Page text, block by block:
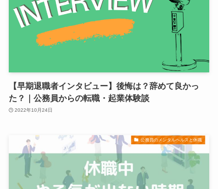
【早期退職者インタビュー】後悔は？辞めて良かっ
た？｜公務員からの転職・起業体験談
2022年10月24日
公務員のメンタルヘルスと休職